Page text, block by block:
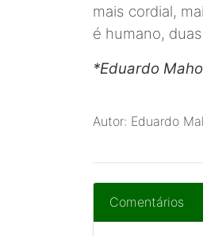
mais cordial,
é humano,
*Eduardo
Autor: Eduardo
Comentários